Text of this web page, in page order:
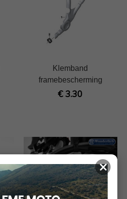
Klemband
framebescherming
€ 3.30
×